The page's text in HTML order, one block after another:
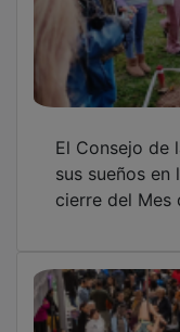
sus sueños en
cierre del Mes